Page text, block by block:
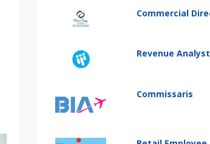
Commercial
Revenue Analyst
Commissaris